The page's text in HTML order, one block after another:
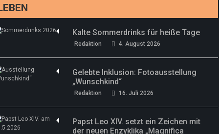
Kalte Sommerdrinks für heiße Tage
Redaktion 4. August 2026
Gelebte Inklusion: Fotoausstellung
„Wunschkind“
Redaktion 16. Juli 2026
Papst Leo XIV. setzt ein Zeichen mit
der neuen Enzyklika „Magnifica